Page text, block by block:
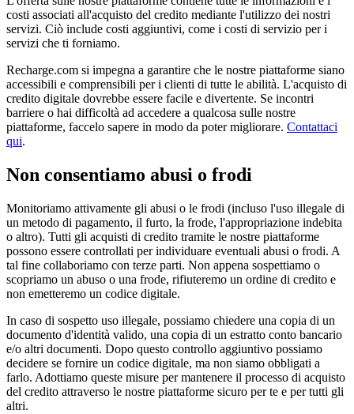
costi associati all'acquisto del credito mediante l'utilizzo dei nostri
servizi. Ciò include costi aggiuntivi, come i costi di servizio per i
servizi che ti forniamo.
Recharge.com si impegna a garantire che le nostre piattaforme siano
accessibili e comprensibili per i clienti di tutte le abilità. L'acquisto di
credito digitale dovrebbe essere facile e divertente. Se incontri
barriere o hai difficoltà ad accedere a qualcosa sulle nostre
piattaforme, faccelo sapere in modo da poter migliorare. Contattaci
qui.
Non consentiamo abusi o frodi
Monitoriamo attivamente gli abusi o le frodi (incluso l'uso illegale di
un metodo di pagamento, il furto, la frode, l'appropriazione indebita
o altro). Tutti gli acquisti di credito tramite le nostre piattaforme
possono essere controllati per individuare eventuali abusi o frodi. A
tal fine collaboriamo con terze parti. Non appena sospettiamo o
scopriamo un abuso o una frode, rifiuteremo un ordine di credito e
non emetteremo un codice digitale.
In caso di sospetto uso illegale, possiamo chiedere una copia di un
documento d'identità valido, una copia di un estratto conto bancario
e/o altri documenti. Dopo questo controllo aggiuntivo possiamo
decidere se fornire un codice digitale, ma non siamo obbligati a
farlo. Adottiamo queste misure per mantenere il processo di acquisto
del credito attraverso le nostre piattaforme sicuro per te e per tutti gli
altri.